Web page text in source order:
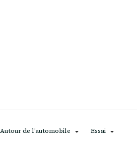
Autour de l’automobile Essai